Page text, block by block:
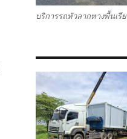
บริการรถหัวลากหางพื้นเรี